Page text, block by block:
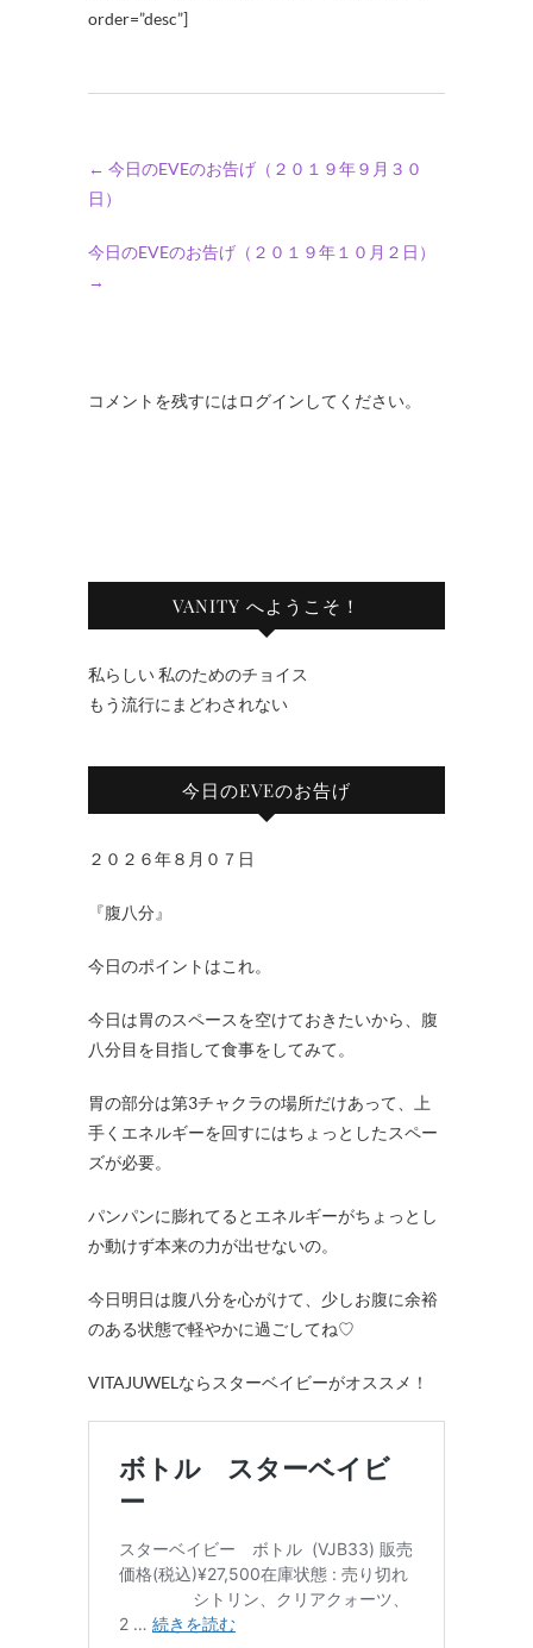
order=”desc”]
← 今日のEVEのお告げ（２０１９年９月３０
日）
今日のEVEのお告げ（２０１９年１０月２日）
→
コメントを残すにはログインしてください。
VANITY へようこそ！
私らしい 私のためのチョイス
もう流行にまどわされない
今日のEVEのお告げ
２０２６年８月０７日
『腹八分』
今日のポイントはこれ。
今日は胃のスペースを空けておきたいから、腹
八分目を目指して食事をしてみて。
胃の部分は第3チャクラの場所だけあって、上
手くエネルギーを回すにはちょっとしたスペー
ズが必要。
パンパンに膨れてるとエネルギーがちょっとし
か動けず本来の力が出せないの。
今日明日は腹八分を心がけて、少しお腹に余裕
のある状態で軽やかに過ごしてね♡
VITAJUWELならスターベイビーがオススメ！